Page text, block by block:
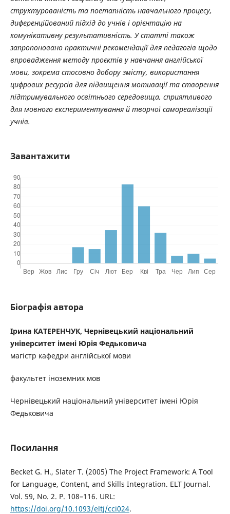
структурованість та поетапність навчального процесу,
диференційований підхід до учнів і орієнтацію на
комунікативну результативність. У статті також
запропоновано практичні рекомендації для педагогів щодо
впровадження методу проєктів у навчання англійської
мови, зокрема стосовно добору змісту, використання
цифрових ресурсів для підвищення мотивації та створення
підтримувального освітнього середовища, сприятливого
для мовного експериментування й творчої самореалізації
учнів.
Завантажити
Біографія автора
Ірина КАТЕРЕНЧУК, Чернівецький національний
університет імені Юрія Федьковича
магістр кафедри англійської мови
факультет іноземних мов
Чернівецький національний університет імені Юрія
Федьковича
Посилання
Becket G. H., Slater T. (2005) The Project Framework: A Tool
for Language, Content, and Skills Integration. ELT Journal.
Vol. 59, No. 2. P. 108–116. URL:
https://doi.org/10.1093/eltj/cci024.